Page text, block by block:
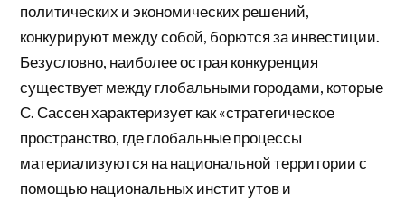
политических и экономических решений,
конкурируют между собой, борются за инвестиции.
Безусловно, наиболее острая конкуренция
существует между глобальными городами, которые
С. Сассен характеризует как «стратегическое
пространство, где глобальные процессы
материализуются на национальной территории с
помощью национальных инстит утов и